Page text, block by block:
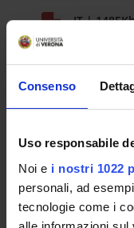
Consenso
Uso responsabile
Noi e i nostri 1022
personali, ad
tecnologie come i
IT |
Selection n°
21-032
Department
Scienze Umane